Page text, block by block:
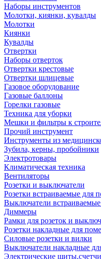
Наборы инструментов
Молотки, киянки, кувалды
Молотки
Киянки
Кувалды
Отвертки
Наборы отверток
Отвертки крестовые
Отвертки шлицевые
Газовое оборудование
Газовые баллоны
Горелки газовые
Техника для уборки
Мешки и фильтры к
Прочий инструмент
Инструменты из
Зубила, керны, пробойники
Электротовары
Климатическая техника
Вентиляторы
Розетки и выключатели
Розетки встраиваемые для
Выключатели
Диммеры
Рамки для розеток и
Розетки накладные для
Силовые розетки и вилки
Выключатели накладные
Электрические